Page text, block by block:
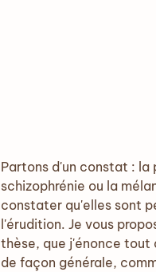
Partons d'un constat :
schizophrénie ou la
constater qu'elles sont
l'érudition. Je vous
thèse, que j'énonce tout
de façon générale,